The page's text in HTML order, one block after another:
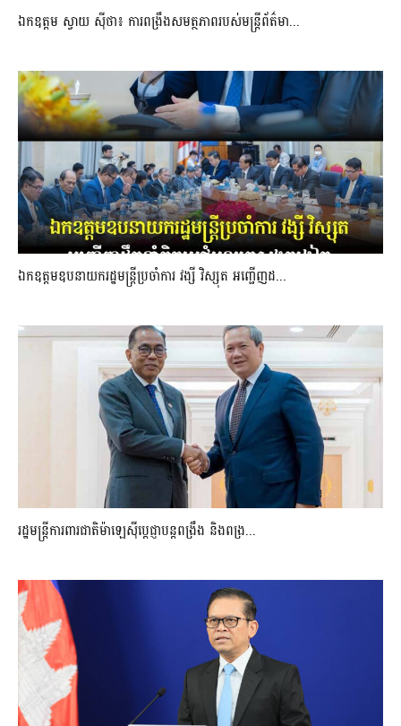
ឯកឧត្តម ស្វាយ ស៊ីថា៖ ការពង្រឹងសមត្ថភាពរបស់មន្ត្រីព័ត៌មា...
ឯកឧត្តមឧបនាយករដ្ឋមន្រ្តីប្រចាំការ វង្សី វិស្សុត អញ្ជើញដ...
រដ្ឋមន្ត្រីការពារជាតិម៉ាឡេស៊ីប្ដេជ្ញាបន្តពង្រឹង និងពង្រ...